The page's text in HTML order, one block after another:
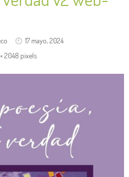
17 mayo, 2024
2048 pixels